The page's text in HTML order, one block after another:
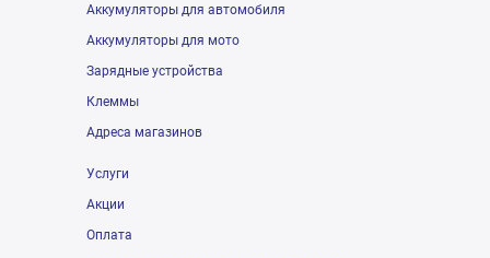
Аккумуляторы для автомобиля
Аккумуляторы для мото
Зарядные устройства
Клеммы
Адреса магазинов
Услуги
Акции
Оплата